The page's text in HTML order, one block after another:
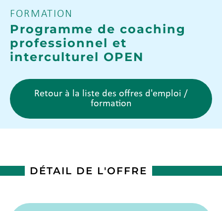
FORMATION
Programme de coaching
professionnel et
interculturel OPEN
Retour à la liste des offres d'emploi /
formation
DÉTAIL DE L'OFFRE